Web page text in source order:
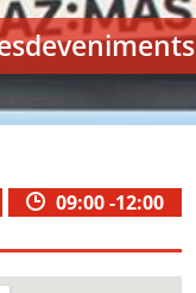
09:00 -12:00